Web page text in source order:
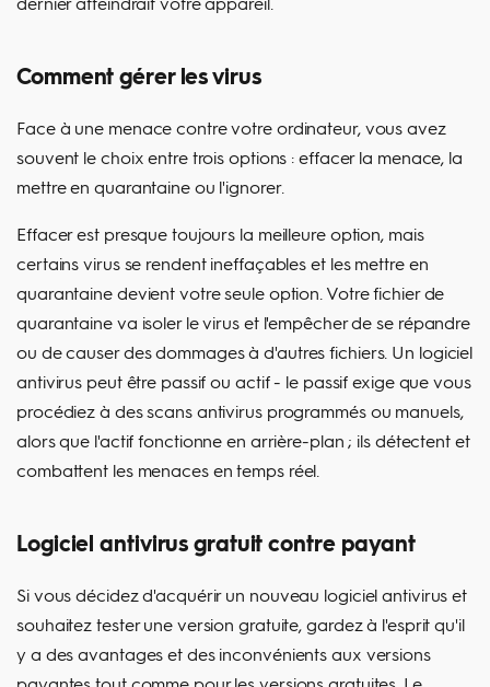
Comment gérer les virus
Face à une menace contre votre ordinateur, vous avez
souvent le choix entre trois options : effacer la menace, la
mettre en quarantaine ou l'ignorer.
Effacer est presque toujours la meilleure option, mais
certains virus se rendent ineffaçables et les mettre en
quarantaine devient votre seule option. Votre fichier de
quarantaine va isoler le virus et l'empêcher de se répandre
ou de causer des dommages à d'autres fichiers. Un logiciel
antivirus peut être passif ou actif - le passif exige que vous
procédiez à des scans antivirus programmés ou manuels,
alors que l'actif fonctionne en arrière-plan ; ils détectent et
combattent les menaces en temps réel.
Logiciel antivirus gratuit contre payant
Si vous décidez d'acquérir un nouveau logiciel antivirus et
souhaitez tester une version gratuite, gardez à l'esprit qu'il
y a des avantages et des inconvénients aux versions